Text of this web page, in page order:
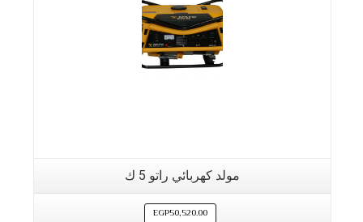
مولد كهربائي راتو 5 ك
EGP50,520.00